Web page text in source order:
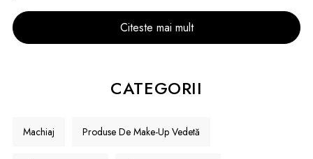
Citeste mai mult
CATEGORII
Machiaj Produse De Make-Up Vedetă